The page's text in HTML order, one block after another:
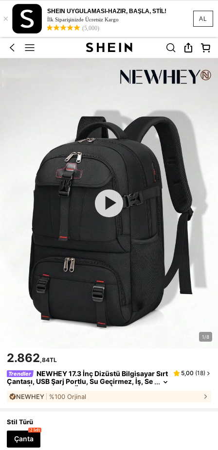
AL
×
SHEIN UYGULAMASI-HAZIR, BAŞLA, STİL!
İlk Siparişinizde Ücretsiz Kargo
(5,000)
1/8
2.862,84TL
Trendler
NEWHEY 17.3 İnç Dizüstü Bilgisayar Sırt
Çantası, USB Şarj Portlu, Su Geçirmez, İş, Se
yahat, İş Dünyası ve Öğrenciler İçin
5,00 (18)
NEWHEY %100 Orjinal
Stil Türü
Çanta
2 left